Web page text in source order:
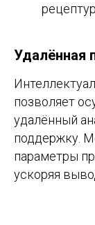
Удалённая
позволяет
удалённый
поддержку.
параметры
ускоряя